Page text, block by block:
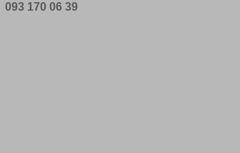
093 170 06 39